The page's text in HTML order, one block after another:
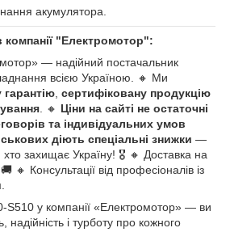
акумулятора.
"Електромотор":
— надійний постачальник
всією Україною. 🔸 Ми
гарантію сертифіковану продукцію
. 🔸 Ціни на сайті не остаточні
та індивідуальних умов
діють спеціальні знижки —
захищає Україну! 🎖️ 🔸 Доставка на
🔸 Консультації від професіоналів із
у компанії «Електромотор» — ви
надійність і турботу про кожного